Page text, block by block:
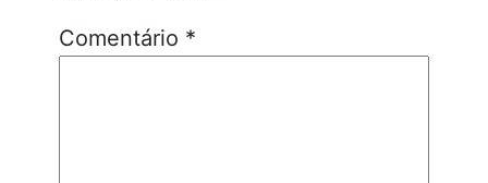
Comentário *